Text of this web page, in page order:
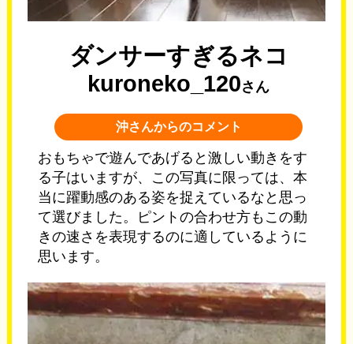
ダンサーすぎるネコ
kuroneko_120さん
沖さんからのコメント
おもちゃで遊んであげると激しい動きをす
る子はいますが、この写真に限っては、本
当に躍動感のある姿を捉えているなと思っ
て選びました。ピントの合わせ方もこの動
きの速さを表現するのに適しているように
思います。